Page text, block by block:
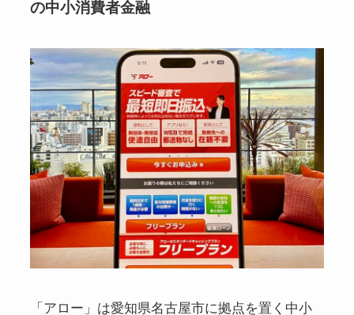
の中小消費者金融
「アロー」は愛知県名古屋市に拠点を置く中小